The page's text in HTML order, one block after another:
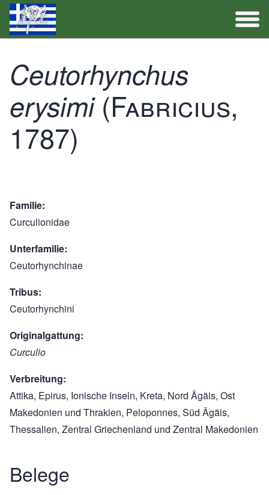
Ceutorhynchus
erysimi (Fabricius,
1787)
Familie
Curculionidae
Unterfamilie
Ceutorhynchinae
Tribus
Ceutorhynchini
Originalgattung
Curculio
Verbreitung
Attika, Epirus, Ionische Inseln, Kreta, Nord Ägäis, Ost
Makedonien und Thrakien, Peloponnes, Süd Ägäis,
Thessalien, Zentral Griechenland und Zentral Makedonien
Belege